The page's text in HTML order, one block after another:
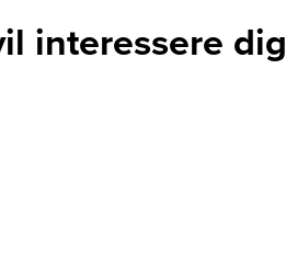
interessere dig